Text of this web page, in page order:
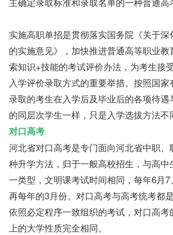
实施高职单招是贯彻落实国务院《关于
的实施意见》，加快推进普通高等职业
索知识+技能的考试评价办法，为考生接
入学评价录取方式的重要举措。按照国
录取的考生在入学后及毕业后的各项待
的同层次学生一样，只是入学选拔方法不
对口高考
河北省对口高考是专门面向河北省中职、
种升学方法，归于一般高校招生，与高中
一类型，文明课考试时间相同，每年6月
再每年的3月份。对口高考与高考统考都
依照必定程序一致组织的考试，对口高
上的大学性质完全相同。